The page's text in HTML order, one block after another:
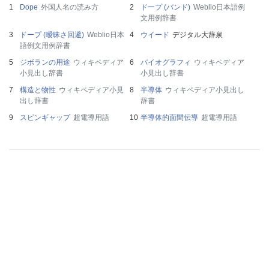
Dope 外国人名の読み方 ドープ (バンド) Weblio日本語例
文用例辞書
ドープ (曖昧さ回避) Weblio日本
語例文用例辞書
ウイード デジタル大辞泉
ジボランの用途 ウィキペディア
小見出し辞書
バイオグラフィ ウィキペディア
小見出し辞書
構造と物性 ウィキペディア小見
出し辞書
半導体 ウィキペディア小見出し
辞書
スピンギャップ 超電導用語 半導体的面間伝導 超電導用語